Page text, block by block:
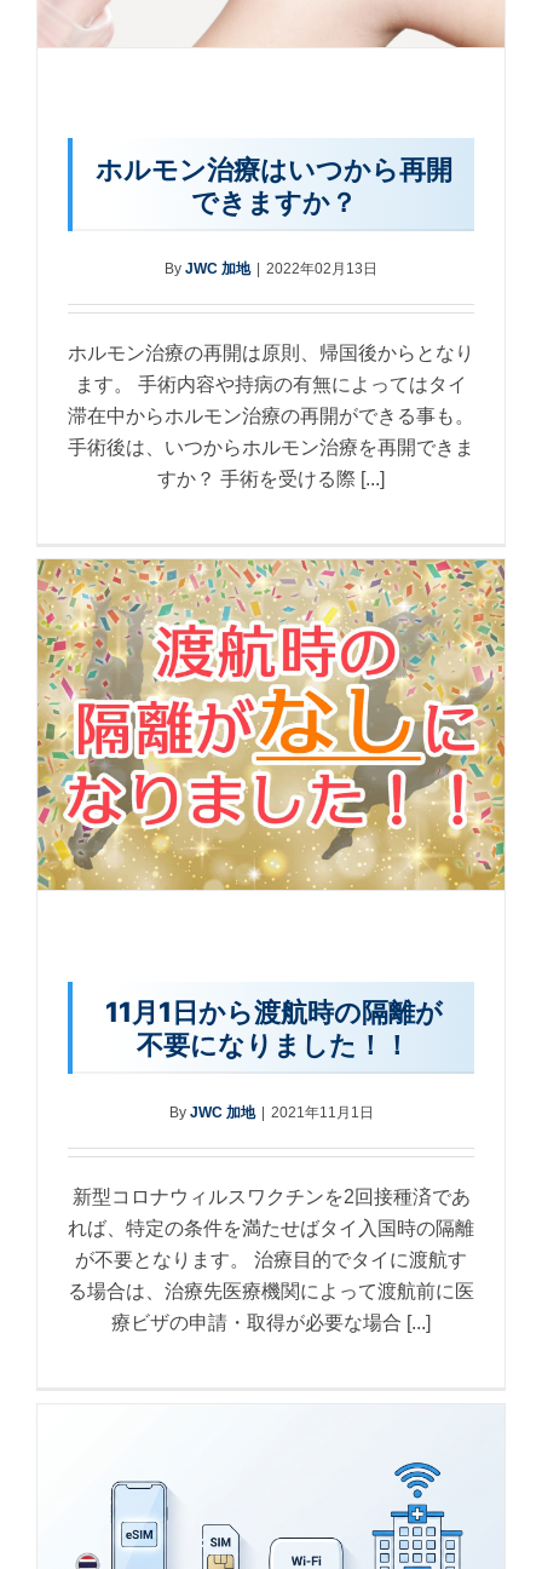
ホルモン治療はいつから再開
できますか？
By JWC 加地 2022年02月13日
ホルモン治療の再開は原則、帰国後からとなり
ます。 手術内容や持病の有無によってはタイ
滞在中からホルモン治療の再開ができる事も。
手術後は、いつからホルモン治療を再開できま
すか？ 手術を受ける際 [...]
11月1日から渡航時の隔離が
不要になりました！！
By JWC 加地 | 2021年11月1日
新型コロナウィルスワクチンを2回接種済であ
れば、特定の条件を満たせばタイ入国時の隔離
が不要となります。 治療目的でタイに渡航す
る場合は、治療先医療機関によって渡航前に医
療ビザの申請・取得が必要な場合 [...]